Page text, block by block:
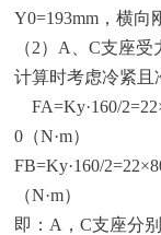
Y0=193mm，横向
（2）A、C支座受
计算时考虑冷紧
FA=Ky·160/
0（N·m）
FB=Ky·160/
（N·m）
即：A，C支座分